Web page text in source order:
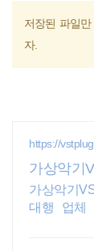
저장된 파일
자.
https://
가상악기
악기플러
가상악기
대행 업체